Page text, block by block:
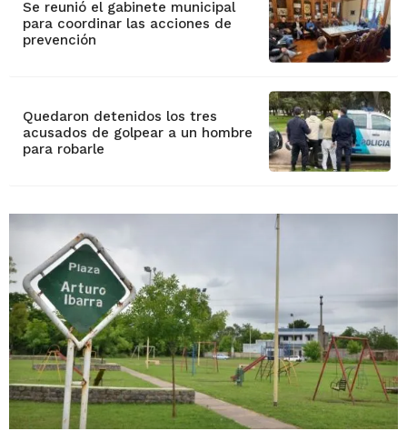
Se reunió el gabinete municipal
para coordinar las acciones de
prevención
Quedaron detenidos los tres
acusados de golpear a un hombre
para robarle